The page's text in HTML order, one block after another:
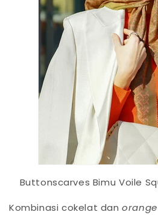
Buttonscarves Bimu Voile
Kombinasi cokelat dan